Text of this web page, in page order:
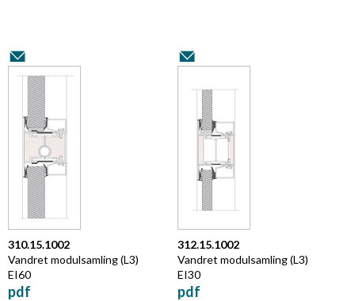
310.15.1002
Vandret modulsamling (L3)
EI60
pdf
312.15.1002
Vandret modulsamling (L3)
EI30
pdf